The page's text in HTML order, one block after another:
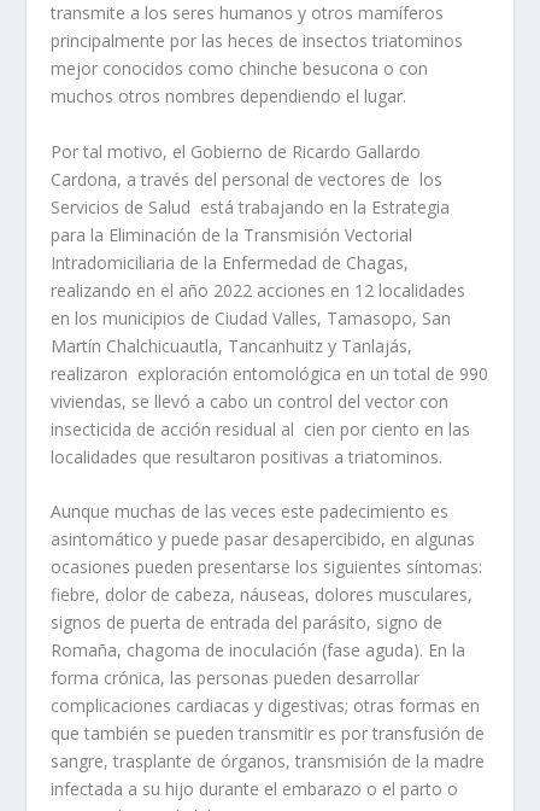
transmite a los seres humanos y otros mamíferos
principalmente por las heces de insectos triatominos
mejor conocidos como chinche besucona o con
muchos otros nombres dependiendo el lugar.
Por tal motivo, el Gobierno de Ricardo Gallardo
Cardona, a través del personal de vectores de los
Servicios de Salud está trabajando en la Estrategia
para la Eliminación de la Transmisión Vectorial
Intradomiciliaria de la Enfermedad de Chagas,
realizando en el año 2022 acciones en 12 localidades
en los municipios de Ciudad Valles, Tamasopo, San
Martín Chalchicuautla, Tancanhuitz y Tanlajás,
realizaron exploración entomológica en un total de 990
viviendas, se llevó a cabo un control del vector con
insecticida de acción residual al cien por ciento en las
localidades que resultaron positivas a triatominos.
Aunque muchas de las veces este padecimiento es
asintomático y puede pasar desapercibido, en algunas
ocasiones pueden presentarse los siguientes síntomas:
fiebre, dolor de cabeza, náuseas, dolores musculares,
signos de puerta de entrada del parásito, signo de
Romaña, chagoma de inoculación (fase aguda). En la
forma crónica, las personas pueden desarrollar
complicaciones cardiacas y digestivas; otras formas en
que también se pueden transmitir es por transfusión de
sangre, trasplante de órganos, transmisión de la madre
infectada a su hijo durante el embarazo o el parto o